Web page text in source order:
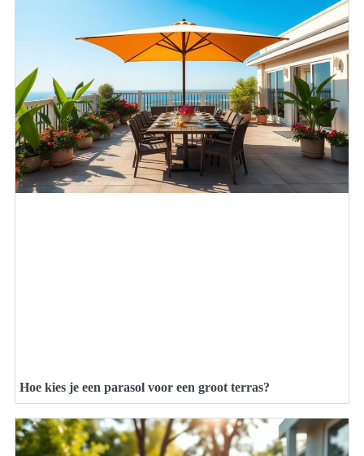
Hoe kies je een parasol voor een groot terras?